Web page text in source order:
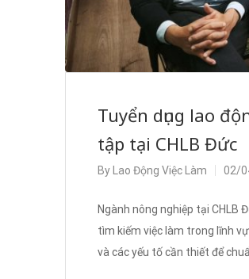
Tuyển dụng lao
tập tại CHLB Đức
By Lao Động Việc Làm 02/
Ngành nông nghiệp tại CHLB
tìm kiếm việc làm trong lĩnh
và các yếu tố cần thiết để